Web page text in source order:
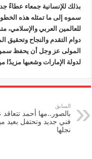
بذلك للإنسانية جمعاء عطاءً
سموه إلى ما تمثله هذه
للعالمين العربي والإسلامي،
دوام التقدم والنجاح وتحقيق
المولى عز وجل أن يحفظ
لدولة الإمارات وشعبها مزيدًا
السابق
بالصور..مها أحمد
فني جديد وتحتفل بعيد
نجلها